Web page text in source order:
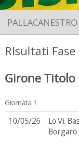
PALLACANESTRO
RIsultati
Girone Titolo
Giornata 1
10/05/26
Lo.Vi.
Borgaro